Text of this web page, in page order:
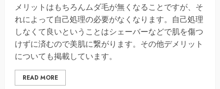
メリットはもちろんムダ毛が無くなることですが、そ
れによって自己処理の必要がなくなります。自己処理
しなくて良いということはシェーバーなどで肌を傷つ
けずに済むので美肌に繋がります。その他デメリット
についても掲載しています。
READ MORE